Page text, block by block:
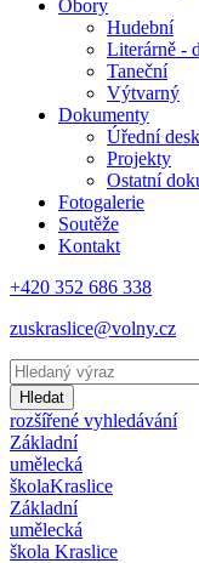
Obory
Hudební
Literárně -
Taneční
Výtvarný
Dokumenty
Úřední
Projekty
Ostatní
Fotogalerie
Soutěže
Kontakt
+420 352 686 338
zuskraslice@volny.cz
Hledat
rozšířené vyhledávání
Základní
umělecká
školaKraslice
Základní
umělecká
škola Kraslice